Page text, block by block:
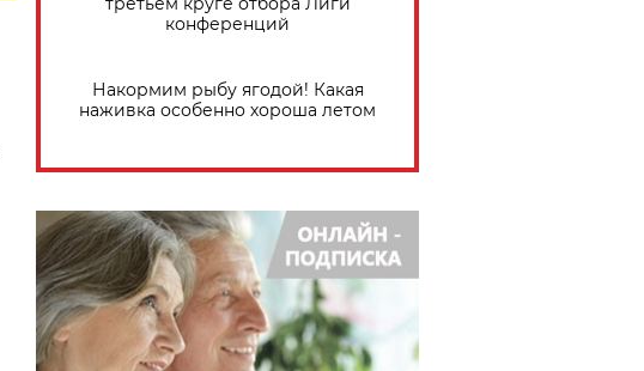
конференций
Накормим рыбу ягодой! Какая
наживка особенно хороша летом